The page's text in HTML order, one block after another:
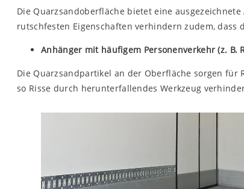
Die Quarzsandoberfläche bietet eine
rutschfesten Eigenschaften verhindern zudem, dass
Anhänger mit häufigem Personenverkehr (z.
Die Quarzsandpartikel an der Oberfläche sorgen
so Risse durch herunterfallendes Werkzeug